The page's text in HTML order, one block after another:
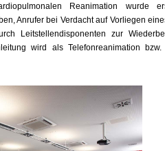
Reanimation wurde
Anrufer bei Verdacht auf Vorliegen
Leitstellendisponenten zur
wird als Telefonreanimation bzw.